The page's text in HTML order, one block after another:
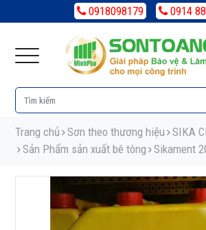
0918098179 0914
Trang chủ Sơn theo thương hiệu SIKA
Sản Phẩm sản xuất bê tông Sikament